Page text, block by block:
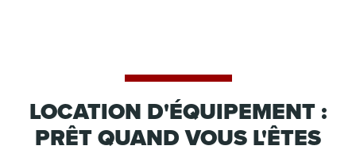
LOCATION D'ÉQUIPEMENT :
PRÊT QUAND VOUS L'ÊTES